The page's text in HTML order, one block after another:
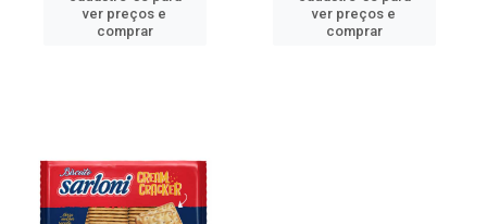
ver preços e
comprar
ver preços e
comprar